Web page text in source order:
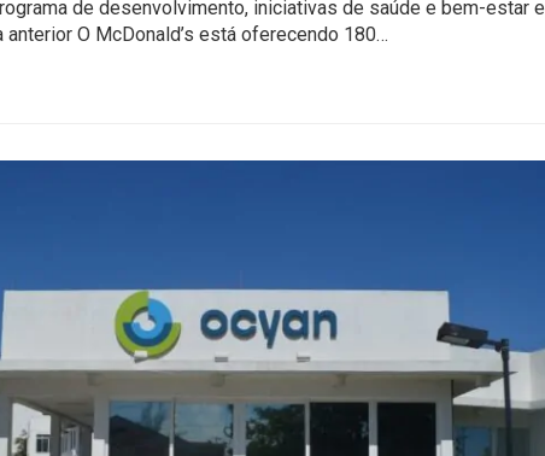
de desenvolvimento, iniciativas de saúde e bem-estar e
O McDonald’s está oferecendo 180…